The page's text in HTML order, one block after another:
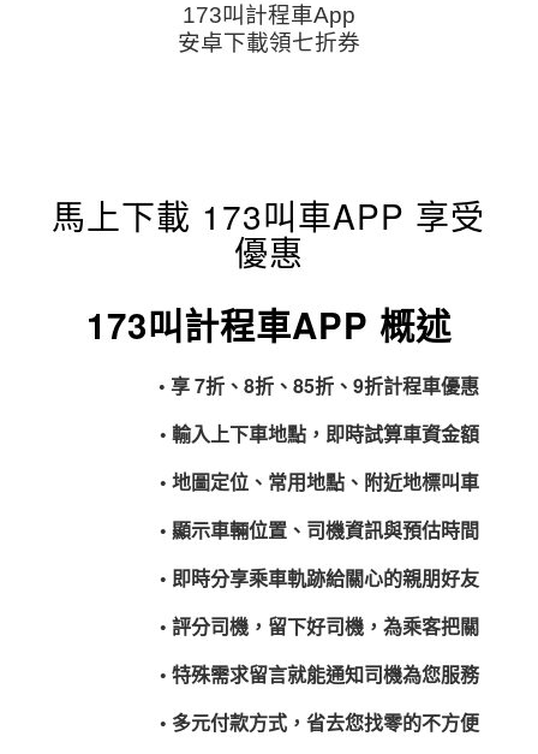
173叫計程車App
安卓下載領七折券
馬上下載 173叫車APP 享受
優惠
173叫計程車APP 概述
• 享 7折、8折、85折、9折計程車優惠
• 輸入上下車地點，即時試算車資金額
• 地圖定位、常用地點、附近地標叫車
• 顯示車輛位置、司機資訊與預估時間
• 即時分享乘車軌跡給關心的親朋好友
• 評分司機，留下好司機，為乘客把關
• 特殊需求留言就能通知司機為您服務
• 多元付款方式，省去您找零的不方便